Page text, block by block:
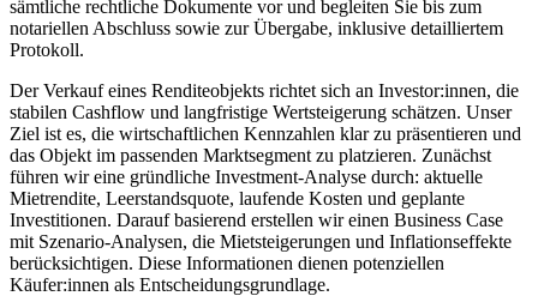
sämtliche rechtliche Dokumente vor und begleiten Sie bis zum
notariellen Abschluss sowie zur Übergabe, inklusive detailliertem
Protokoll.
Der Verkauf eines Renditeobjekts richtet sich an Investor:innen, die
stabilen Cashflow und langfristige Wertsteigerung schätzen. Unser
Ziel ist es, die wirtschaftlichen Kennzahlen klar zu präsentieren und
das Objekt im passenden Marktsegment zu platzieren. Zunächst
führen wir eine gründliche Investment-Analyse durch: aktuelle
Mietrendite, Leerstandsquote, laufende Kosten und geplante
Investitionen. Darauf basierend erstellen wir einen Business Case
mit Szenario-Analysen, die Mietsteigerungen und Inflationseffekte
berücksichtigen. Diese Informationen dienen potenziellen
Käufer:innen als Entscheidungsgrundlage.